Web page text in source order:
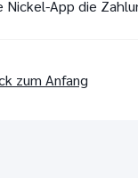
Nickel-App die
zum Anfang